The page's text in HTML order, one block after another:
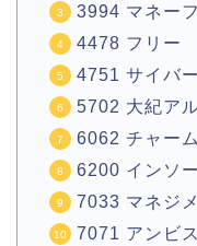
3994 マネー
4478 フリー
4751 サイバ
5702 大紀ア
6062 チャー
6200 インソ
7033 マネジ
7071 アンビ